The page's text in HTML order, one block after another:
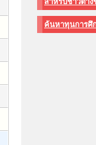
ค้นหาทุนการศึ